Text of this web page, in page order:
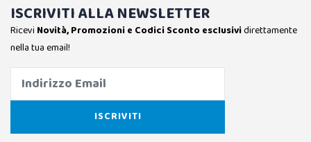
ISCRIVITI ALLA NEWSLETTER
Ricevi Novità, Promozioni e Codici Sconto esclusividirettamente
nella tua email!